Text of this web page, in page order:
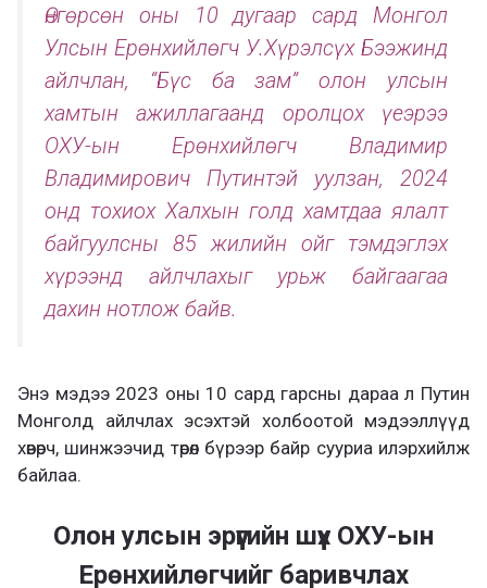
Өнгөрсөн оны 10 дугаар сард Монгол
Улсын Ерөнхийлөгч У.Хүрэлсүх Бээжинд
айлчлан, “Бүс ба зам” олон улсын
хамтын ажиллагаанд оролцох үеэрээ
ОХУ-ын Ерөнхийлөгч Владимир
Владимирович Путинтэй уулзан, 2024
онд тохиох Халхын голд хамтдаа ялалт
байгуулсны 85 жилийн ойг тэмдэглэх
хүрээнд айлчлахыг урьж байгаагаа
дахин нотлож байв.
Энэ мэдээ 2023 оны 10 сард гарсны дараа л Путин
Монголд айлчлах эсэхтэй холбоотой мэдээллүүд
хөвөрч, шинжээчид төрөл бүрээр байр сууриа илэрхийлж
байлаа.
Олон улсын эрүүгийн шүүх ОХУ-ын
Ерөнхийлөгчийг баривчлах